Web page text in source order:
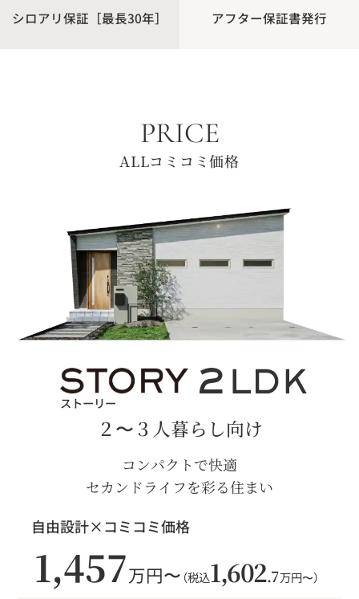
シロアリ保証［最長30年］ アフター保証書発行
PRICE
ALLコミコミ価格
ストーリー
２〜３人暮らし向け
コンパクトで快適
セカンドライフを彩る住まい
自由設計×コミコミ価格
1,457万円〜（税込1,602.7万円〜）